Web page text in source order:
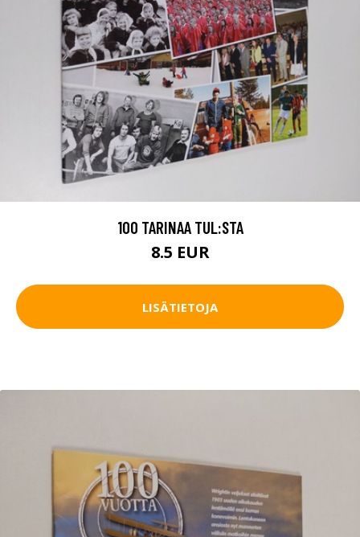
100 TARINAA TUL:STA
8.5 EUR
LISÄTIETOJA